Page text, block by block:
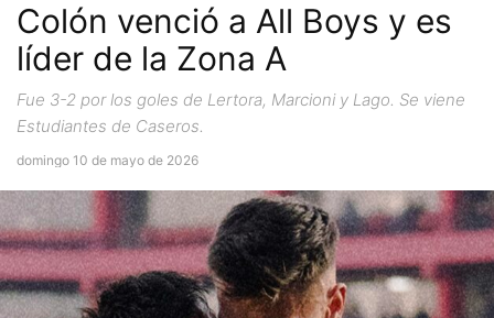
Colón venció a All Boys y es
líder de la Zona A
Fue 3-2 por los goles de Lertora, Marcioni y Lago. Se viene
Estudiantes de Caseros.
domingo 10 de mayo de 2026